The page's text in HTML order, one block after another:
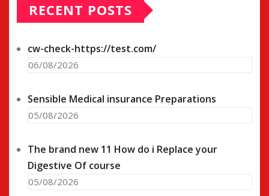
RECENT POSTS
cw-check-https://test.com/
06/08/2026
Sensible Medical insurance Preparations
05/08/2026
The brand new 11 How do i Replace your
Digestive Of course
05/08/2026